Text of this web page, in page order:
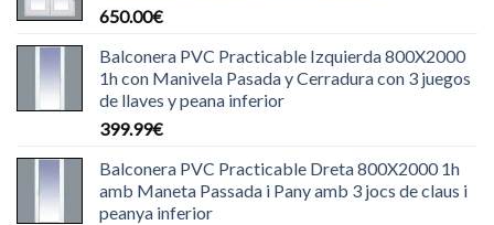
650.00€
Balconera PVC Practicable Izquierda 800X2000
1h con Manivela Pasada y Cerradura con 3 juegos
de llaves y peana inferior
399.99€
Balconera PVC Practicable Dreta 800X2000 1h
amb Maneta Passada i Pany amb 3 jocs de claus i
peanya inferior